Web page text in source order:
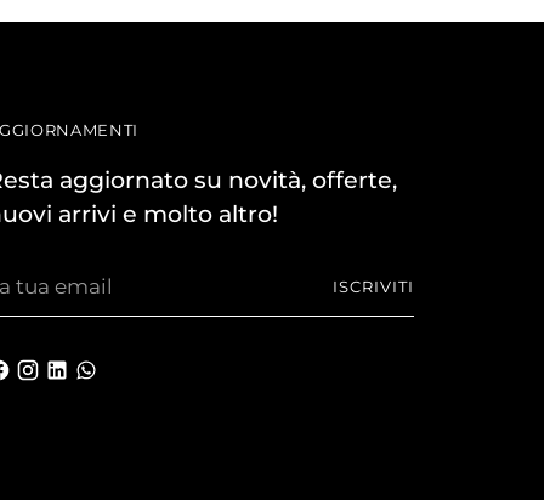
aggiornato su novità, offerte,
arrivi e molto altro!
ISCRIVITI